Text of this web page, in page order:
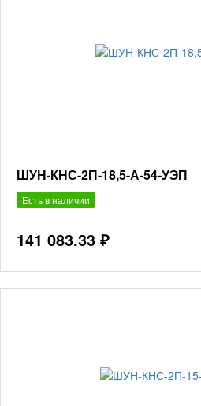
ШУН-КНС-2П-18,5-А-54-УЭП
Есть в наличии
141 083.33 ₽